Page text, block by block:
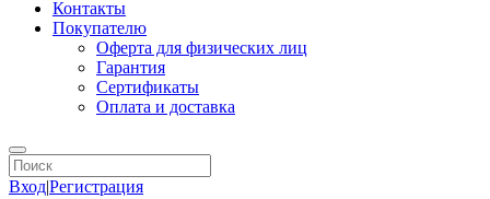
Контакты
Покупателю
Оферта для физических лиц
Гарантия
Сертификаты
Оплата и доставка
Вход|Регистрация